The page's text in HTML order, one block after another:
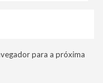
para a próxima